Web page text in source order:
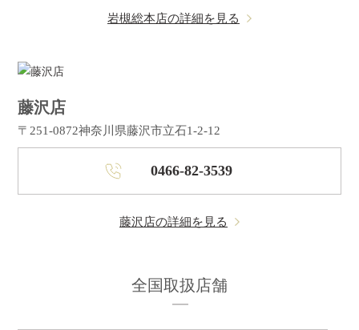
岩槻総本店の詳細を見る
藤沢店
〒251-0872神奈川県藤沢市立石1-2-12
0466-82-3539
藤沢店の詳細を見る
全国取扱店舗